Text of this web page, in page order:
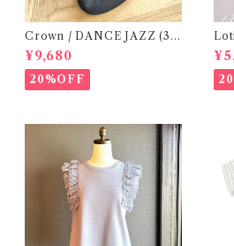
Crown / DANCE JAZZ (3:2
2cm / 6:24-24,5 ) Black
¥9,680
20%OFF